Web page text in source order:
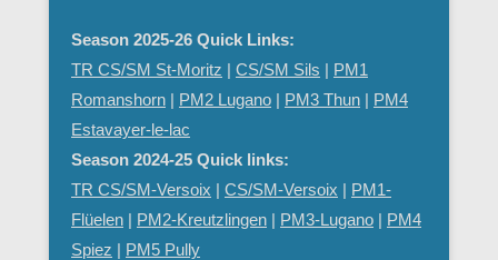
Season 2025-26 Quick Links:
TR CS/SM St-Moritz | CS/SM Sils | PM1
Romanshorn | PM2 Lugano | PM3 Thun | PM4
Estavayer-le-lac
Season 2024-25 Quick links:
TR CS/SM-Versoix | CS/SM-Versoix | PM1-
Flüelen | PM2-Kreutzlingen | PM3-Lugano | PM4
Spiez | PM5 Pully